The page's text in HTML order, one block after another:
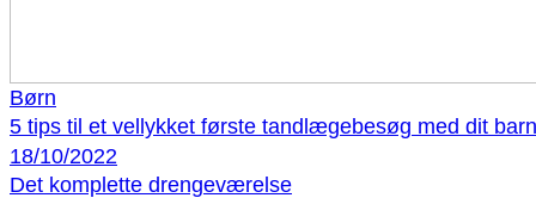
Børn
5 tips til et vellykket første tandlægebesøg med dit barn
18/10/2022
Det komplette drengeværelse